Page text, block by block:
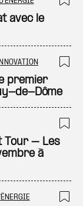
avec le
premier
de-Dôme
Tour – Les
à